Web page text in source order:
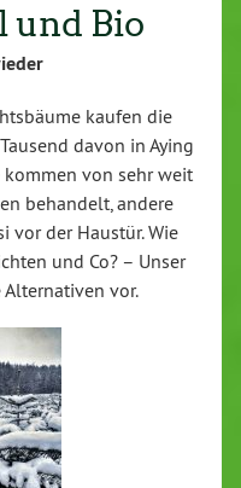
und Bio
kaufen die
davon in Aying
von sehr weit
behandelt, andere
vor der Haustür. Wie
und Co? – Unser
vor.